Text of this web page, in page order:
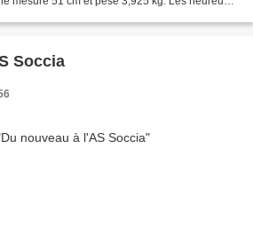
Soccia